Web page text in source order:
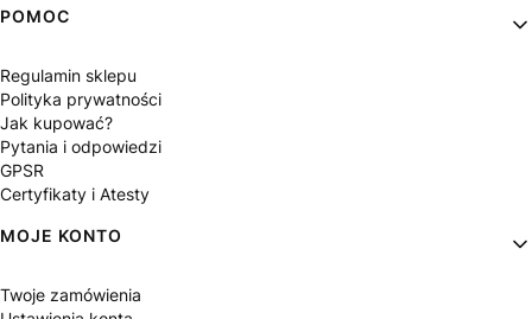
POMOC
Regulamin sklepu
Polityka prywatności
Jak kupować?
Pytania i odpowiedzi
GPSR
Certyfikaty i Atesty
MOJE KONTO
Twoje zamówienia